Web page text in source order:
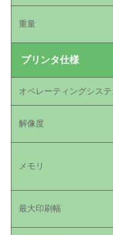
重量
プリンタ仕様
オペレーティングシステ
解像度
メモリ
最大印刷幅